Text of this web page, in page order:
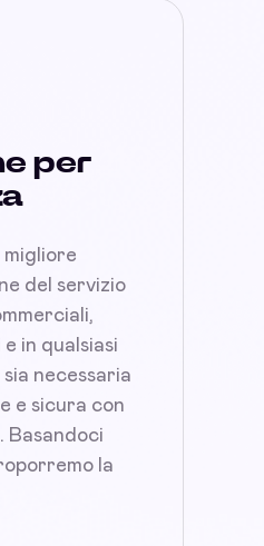
per
migliore
del servizio
in qualsiasi
necessaria
e sicura con
Basandoci
la